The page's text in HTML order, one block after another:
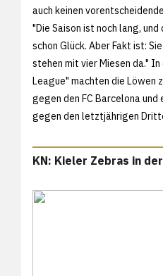
auch keinen
"Die Saison ist noch lang,
schon Glück. Aber Fakt ist:
stehen mit vier Miesen da." In
League" machten die Löwen
gegen den FC Barcelona und
gegen den letztjährigen
KN: Kieler Zebras in